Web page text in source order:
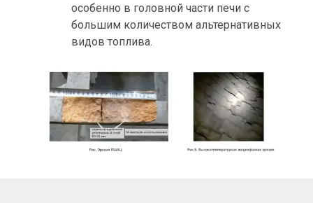
особенно в головной части печи с
большим количеством альтернативных
видов топлива.